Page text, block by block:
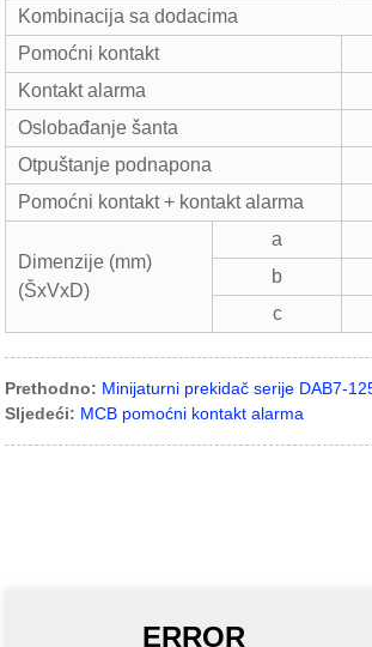
Kombinacija sa dodacima
Pomoćni kontakt
Kontakt alarma
Oslobađanje šanta
Otpuštanje podnapona
Pomoćni kontakt + kontakt alarma
Dimenzije (mm)
(ŠxVxD)
a
b
c
Prethodno: Minijaturni prekidač serije DAB7-
Sljedeći: MCB pomoćni kontakt alarma